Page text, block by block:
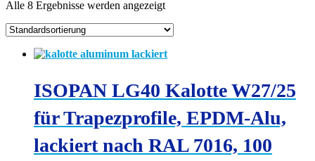
Alle 8 Ergebnisse werden angezeigt
ISOPAN LG40 Kalotte W27/25
für Trapezprofile, EPDM-Alu,
lackiert nach RAL 7016, 100